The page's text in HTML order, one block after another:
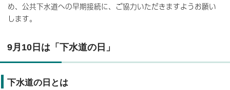
め、公共下水道への早期接続に、ご協力いただきますようお願い
します。
9月10日は「下水道の日」
下水道の日とは